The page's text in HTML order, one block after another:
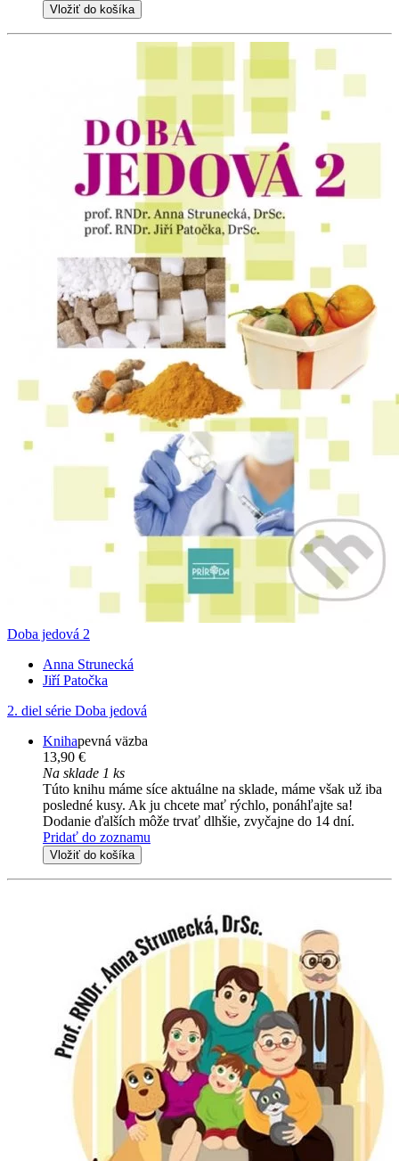
Vložiť do košíka
Doba jedová 2
Anna Strunecká
Jiří Patočka
2. diel série Doba jedová
Knihapevná väzba
13,90 €
Na sklade 1 ks
Túto knihu máme síce aktuálne na sklade, máme však už iba
posledné kusy. Ak ju chcete mať rýchlo, ponáhľajte sa!
Dodanie ďalších môže trvať dlhšie, zvyčajne do 14 dní.
Pridať do zoznamu
Vložiť do košíka